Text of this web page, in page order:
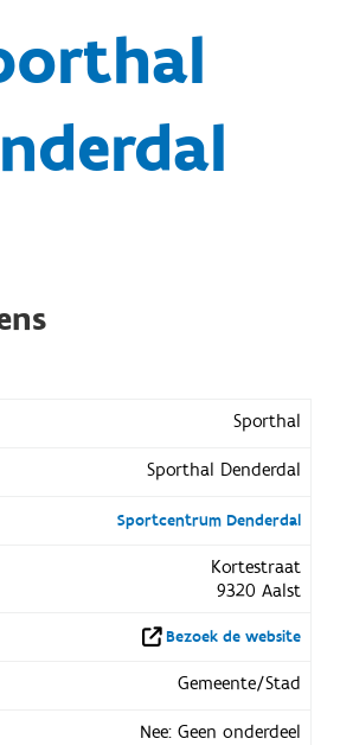
Sporthal
Sporthal Denderdal
Sportcentrum Denderdal
Kortestraat
9320 Aalst
Bezoek de website
Gemeente/Stad
Nee: Geen onderdeel